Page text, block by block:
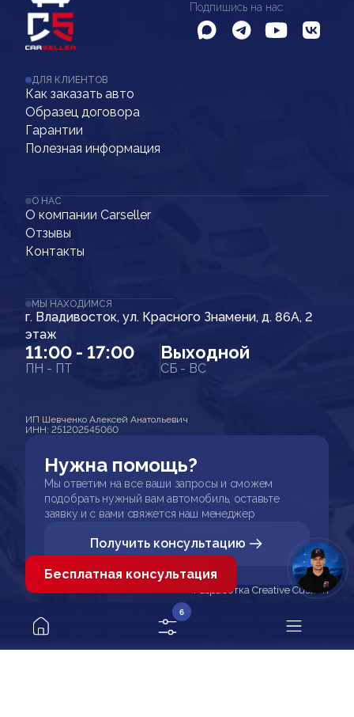
Подпишись на нас
ДЛЯ КЛИЕНТОВ
Как заказать авто
Образец договора
Гарантии
Полезная информация
О НАС
О компании Carseller
Отзывы
Контакты
МЫ НАХОДИМСЯ
г. Владивосток, ул. Красного Знамени, д. 86А, 2
этаж
11:00 - 17:00
ПН - ПТ
Выходной
СБ - ВС
ИП Шевченко Алексей Анатольевич
ИНН: 251202545060
Нужна помощь?
Мы ответим на все ваши запросы и сможем
подобрать нужный вам автомобиль, оставьте
заявку и с вами свяжется наш менеджер
Получить консультацию
Разработка Creative Custom
6
Бесплатная консультация